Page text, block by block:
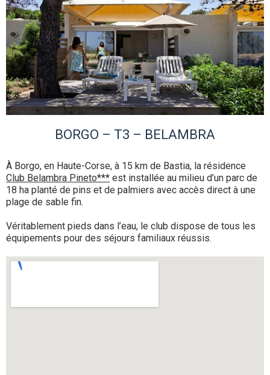
BORGO – T3 – BELAMBRA
À Borgo, en Haute-Corse, à 15 km de Bastia, la résidence
Club Belambra Pineto*** est installée au milieu d’un parc de
18 ha planté de pins et de palmiers avec accès direct à une
plage de sable fin.
Véritablement pieds dans l’eau, le club dispose de tous les
équipements pour des séjours familiaux réussis.